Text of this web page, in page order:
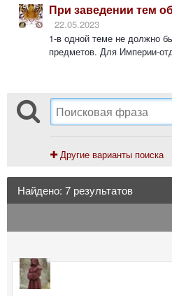
При заведении тем
22.05.2023
1-в одной теме не должно
предметов. Для Империи-
Другие варианты поиска
Найдено: 7 результатов